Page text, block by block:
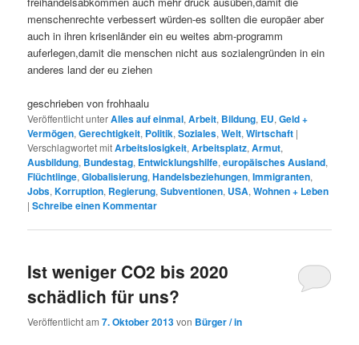
menschenrechte verbessert würden-es sollten die europäer aber
auch in ihren krisenländer ein eu weites abm-programm
auferlegen,damit die menschen nicht aus sozialengründen in ein
anderes land der eu ziehen
geschrieben von frohhaalu
Veröffentlicht unterAlles auf einmal,Arbeit, Bildung, EU,Geld +
Vermögen,Gerechtigkeit, Politik,Soziales,Welt,Wirtschaft |
Verschlagwortet mitArbeitslosigkeit,Arbeitsplatz,Armut,
Ausbildung, Bundestag, Entwicklungshilfe,europäisches Ausland,
Flüchtlinge,Globalisierung,Handelsbeziehungen,Immigranten,
Jobs,Korruption, Regierung,Subventionen, USA,Wohnen + Leben
|Schreibe einen Kommentar
Ist weniger CO2 bis 2020
schädlich für uns?
Veröffentlicht am7. Oktober 2013von Bürger / in